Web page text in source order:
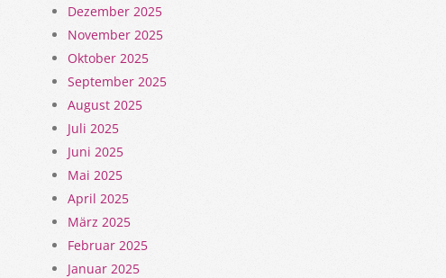
Dezember 2025
November 2025
Oktober 2025
September 2025
August 2025
Juli 2025
Juni 2025
Mai 2025
April 2025
März 2025
Februar 2025
Januar 2025